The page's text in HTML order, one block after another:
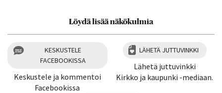
Löydä lisää näkökulmia
KESKUSTELE
FACEBOOKISSA
Keskustele ja kommentoi
Facebookissa
LÄHETÄ JUTTUVINKKI
Lähetä juttuvinkki
Kirkko ja kaupunki -mediaan.